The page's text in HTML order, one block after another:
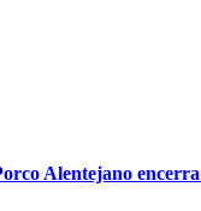
Alentejano encerra